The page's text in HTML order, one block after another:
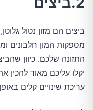
ביצים הם מזון נטול
מספקות המון חלבונים
התזונה שלכם. כיוון
יקלו עליכם מאוד להכין
עריכת שינויים קלים